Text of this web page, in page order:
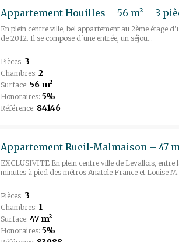
Appartement Houilles – 56 m² – 3
En plein centre ville, bel appartement au 2ème étage
de 2012. Il se compose d'une entrée, un séjou...
Pièces: 3
Chambres: 2
Surface: 56 m²
Honoraires: 5%
Référence: 84146
EXCLUSIVITE En plein centre ville de Levallois, entre
minutes à pied des métros Anatole France et Louise
Pièces: 3
Chambres: 1
Surface: 47 m²
Honoraires: 5%